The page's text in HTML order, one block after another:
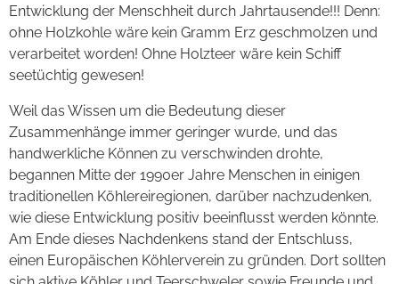
Entwicklung der Menschheit durch Jahrtausende!!! Denn:
ohne Holzkohle wäre kein Gramm Erz geschmolzen und
verarbeitet worden! Ohne Holzteer wäre kein Schiff
seetüchtig gewesen!
Weil das Wissen um die Bedeutung dieser
Zusammenhänge immer geringer wurde, und das
handwerkliche Können zu verschwinden drohte,
begannen Mitte der 1990er Jahre Menschen in einigen
traditionellen Köhlereiregionen, darüber nachzudenken,
wie diese Entwicklung positiv beeinflusst werden könnte.
Am Ende dieses Nachdenkens stand der Entschluss,
einen Europäischen Köhlerverein zu gründen. Dort sollten